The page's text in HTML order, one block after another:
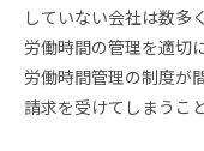
していない会社は数多
労働時間の管理を適切
労働時間管理の制度が
請求を受けてしまうこ